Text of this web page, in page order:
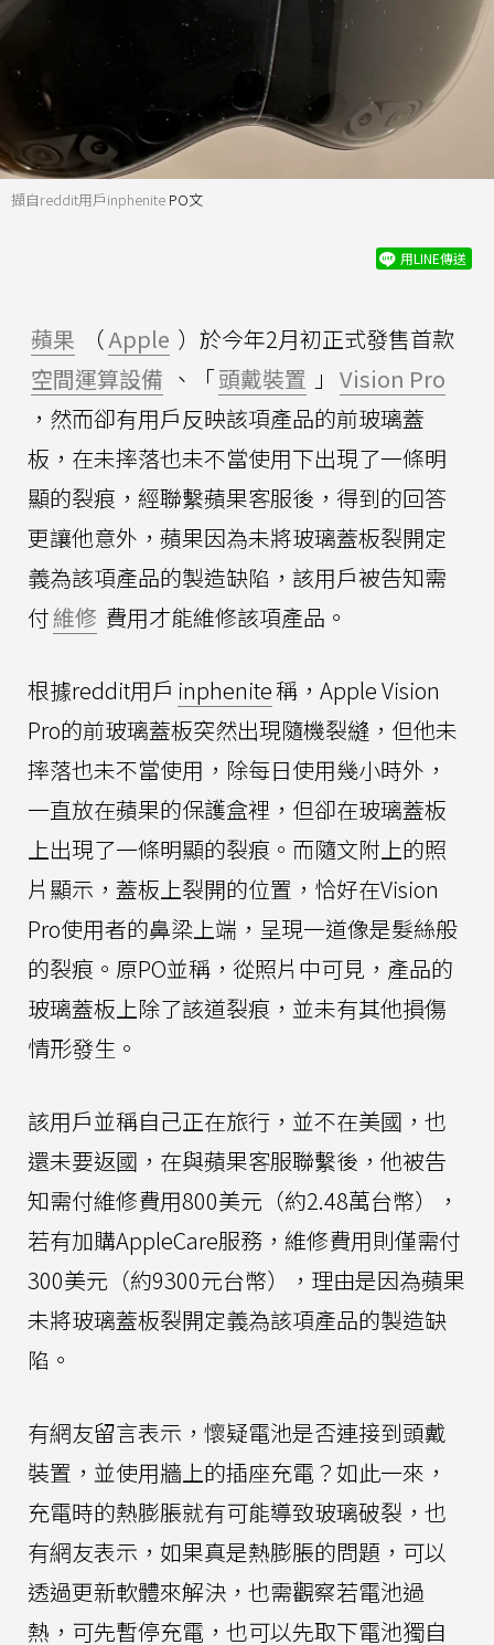
擷自reddit用戶inphenite PO文
用LINE傳送
蘋果 （Apple ）於今年2月初正式發售首款
空間運算設備 、「頭戴裝置 」 Vision Pro
，然而卻有用戶反映該項產品的前玻璃蓋
板，在未摔落也未不當使用下出現了一條明
顯的裂痕，經聯繫蘋果客服後，得到的回答
更讓他意外，蘋果因為未將玻璃蓋板裂開定
義為該項產品的製造缺陷，該用戶被告知需
付維修 費用才能維修該項產品。
根據reddit用戶 inphenite稱，Apple Vision
Pro的前玻璃蓋板突然出現隨機裂縫，但他未
摔落也未不當使用，除每日使用幾小時外，
一直放在蘋果的保護盒裡，但卻在玻璃蓋板
上出現了一條明顯的裂痕。而隨文附上的照
片顯示，蓋板上裂開的位置，恰好在Vision
Pro使用者的鼻梁上端，呈現一道像是髮絲般
的裂痕。原PO並稱，從照片中可見，產品的
玻璃蓋板上除了該道裂痕，並未有其他損傷
情形發生。
該用戶並稱自己正在旅行，並不在美國，也
還未要返國，在與蘋果客服聯繫後，他被告
知需付維修費用800美元（約2.48萬台幣），
若有加購AppleCare服務，維修費用則僅需付
300美元（約9300元台幣），理由是因為蘋果
未將玻璃蓋板裂開定義為該項產品的製造缺
陷。
有網友留言表示，懷疑電池是否連接到頭戴
裝置，並使用牆上的插座充電？如此一來，
充電時的熱膨脹就有可能導致玻璃破裂，也
有網友表示，如果真是熱膨脹的問題，可以
透過更新軟體來解決，也需觀察若電池過
熱，可先暫停充電，也可以先取下電池獨自